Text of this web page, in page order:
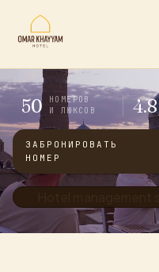
50
НОМЕРОВ
И ЛЮКСОВ
4.8
ЗАБРОНИРОВАТЬ
НОМЕР